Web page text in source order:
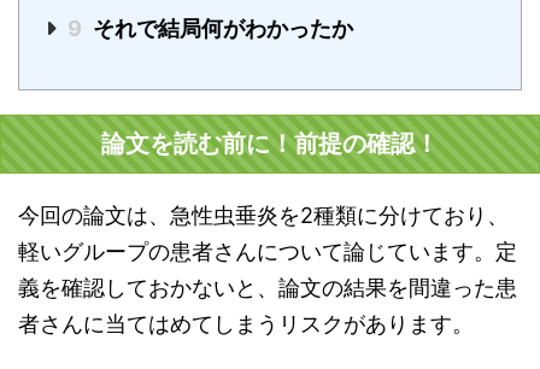
9 それで結局何がわかったか
論文を読む前に！前提の確認！
今回の論文は、急性虫垂炎を2種類に分けており、
軽いグループの患者さんについて論じています。定
義を確認しておかないと、論文の結果を間違った患
者さんに当てはめてしまうリスクがあります。